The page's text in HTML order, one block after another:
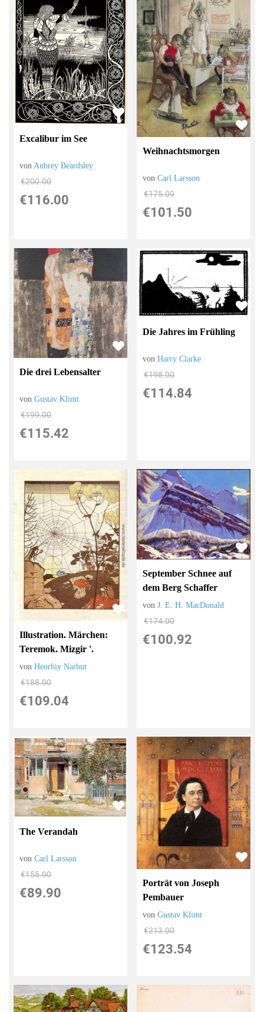
Excalibur im See
von Aubrey Beardsley
€200.00
€116.00
Weihnachtsmorgen
vonCarl Larsson
€175.00
€101.50
Die drei Lebensalter
vonGustav Klimt
€199.00
€115.42
Die Jahres im Frühling
vonHarry Clarke
€198.00
€114.84
Illustration. Märchen:
Teremok. Mizgir '.
vonHeorhiy Narbut
€188.00
€109.04
September Schnee auf
dem Berg Schaffer
vonJ. E. H. MacDonald
€174.00
€100.92
The Verandah
vonCarl Larsson
€155.00
€89.90
Porträt von Joseph
Pembauer
vonGustav Klimt
€213.00
€123.54